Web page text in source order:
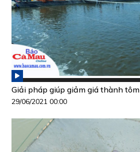
Giải pháp giúp giảm giá thành tôm
29/06/2021 00:00